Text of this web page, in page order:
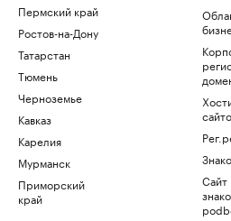
Пермский край
Ростов-на-Дону
Татарстан
Тюмень
Черноземье
Кавказ
Карелия
Мурманск
Приморский
край
Сайт